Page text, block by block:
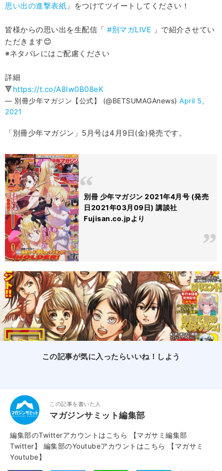
思い出の進撃表紙 」をつけてツイートしてください！
皆様からの思い出を生配信「 #別マガLIVE 」で紹介させてい
ただきます😊
※ネタバレにはご配慮ください
詳細
🔻https://t.co/A8lw0B08eK
— 別冊少年マガジン【公式】 (@BETSUMAGAnews) April 5,
2021
「別冊少年マガジン」5月号は4月9日(金)発売です。
別冊 少年マガジン 2021年4月号 (発売
日2021年03月09日) 講談社
Fujisan.co.jpより
この記事が気に入ったらいいね！しよう
この記事を書いた人
マガジンサミット編集部
編集部のTwitterアカウントはこちら
【マガサミ編集部
Twitter】
編集部のYoutubeアカウントはこちら
【マガサミ
Youtube】